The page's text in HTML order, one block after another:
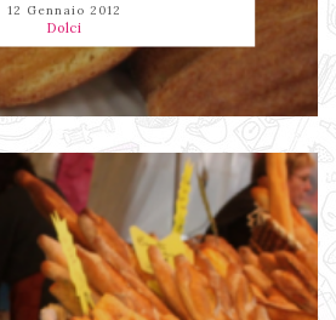
12 Gennaio 2012
Dolci